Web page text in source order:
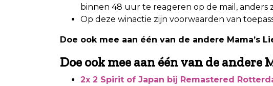
binnen 48 uur te reageren op de mail, anders
Op deze winactie zijn voorwaarden van
Doe ook mee aan één van de andere Mama’s
Doe ook mee aan één van de andere
2x 2 Spirit of Japan bij Remastered